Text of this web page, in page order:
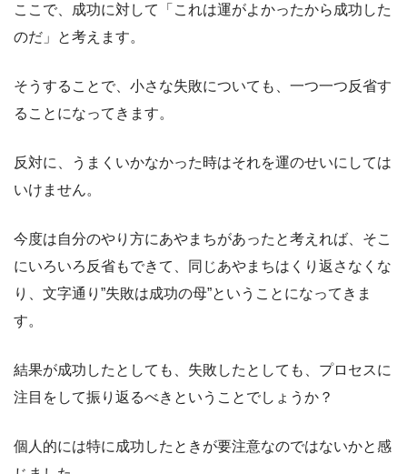
ここで、成功に対して「これは運がよかったから成功した
のだ」と考えます。
そうすることで、小さな失敗についても、一つ一つ反省す
ることになってきます。
反対に、うまくいかなかった時はそれを運のせいにしては
いけません。
今度は自分のやり方にあやまちがあったと考えれば、そこ
にいろいろ反省もできて、同じあやまちはくり返さなくな
り、文字通り”失敗は成功の母”ということになってきま
す。
結果が成功したとしても、失敗したとしても、プロセスに
注目をして振り返るべきということでしょうか？
個人的には特に成功したときが要注意なのではないかと感